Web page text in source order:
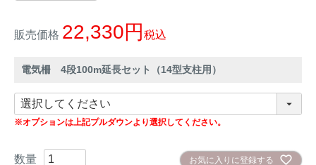
販売価格 22,330 税込
電気柵 4段100m延長セット（14型支柱用）
※オプションは上記プルダウンより選択してください。
お気に入りに登録する
サル対策 ヌートリア対策